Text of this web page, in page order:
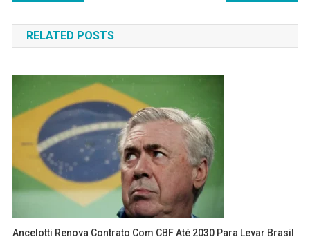
de
Post
RELATED POSTS
Ancelotti Renova Contrato Com CBF Até 2030 Para Levar Brasil